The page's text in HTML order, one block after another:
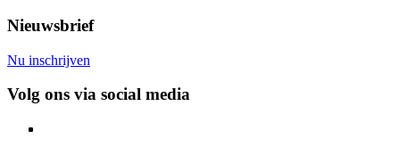
Nieuwsbrief
Nu inschrijven
Volg ons via social media